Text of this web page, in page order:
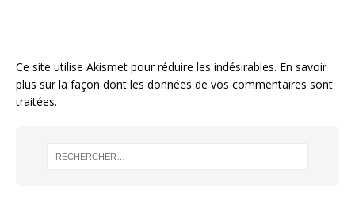
Ce site utilise Akismet pour réduire les indésirables. En savoir
plus sur la façon dont les données de vos commentaires sont
traitées.